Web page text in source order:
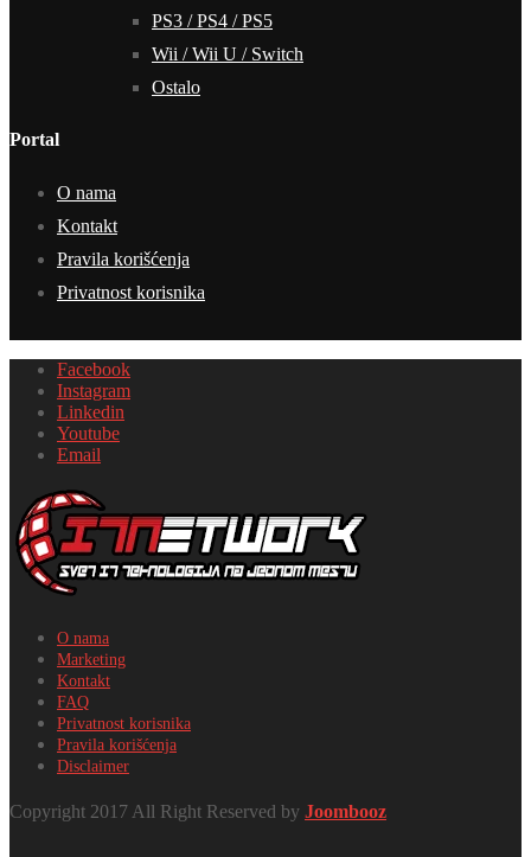
PS3 / PS4 / PS5
Wii / Wii U / Switch
Ostalo
Portal
O nama
Kontakt
Pravila korišćenja
Privatnost korisnika
Facebook
Instagram
Linkedin
Youtube
Email
O nama
Marketing
Kontakt
FAQ
Privatnost korisnika
Pravila korišćenja
Disclaimer
Copyright 2017 All Right Reserved by Joombooz